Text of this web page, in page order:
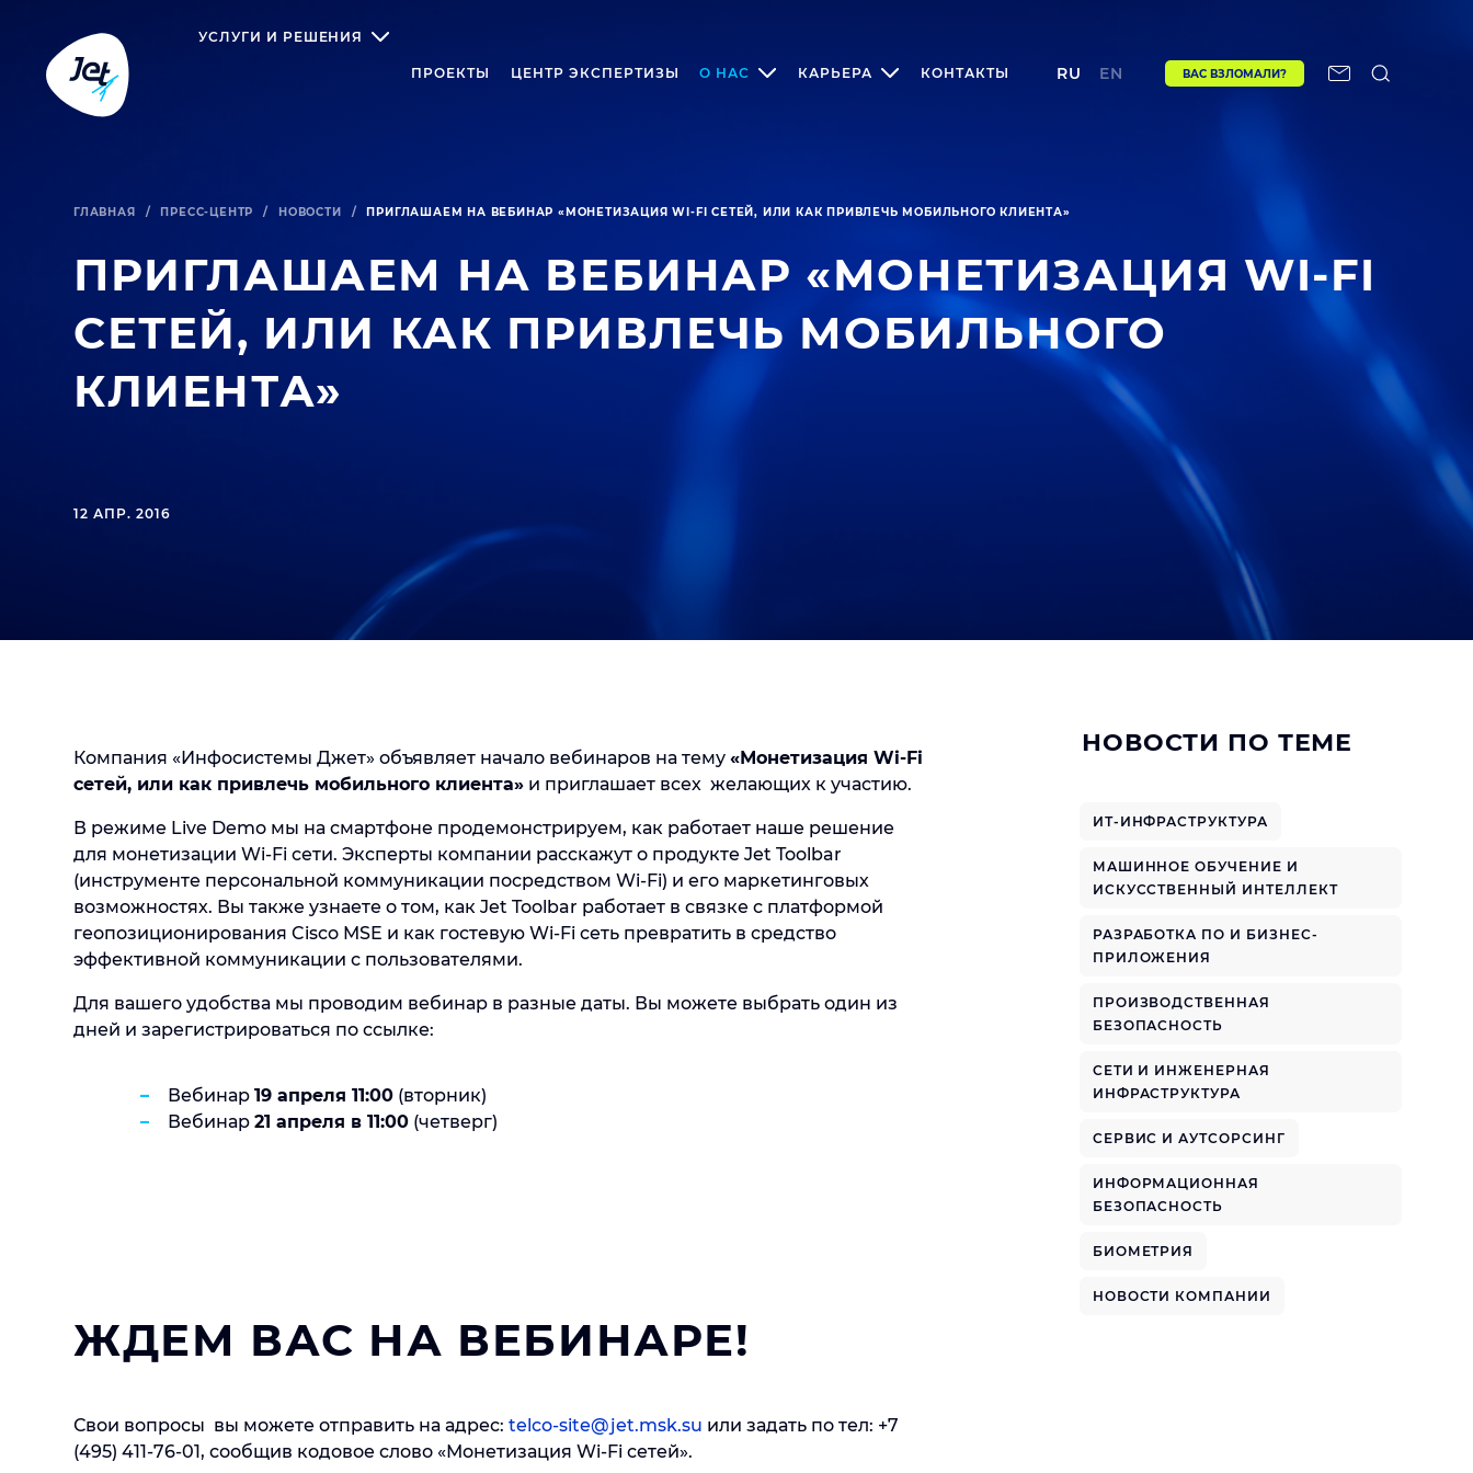
УСЛУГИ И РЕШЕНИЯ
ПРОЕКТЫ ЦЕНТР ЭКСПЕРТИЗЫ О НАС КАРЬЕРА КОНТАКТЫ RU EN ВАС ВЗЛОМАЛИ?
ГЛАВНАЯ / ПРЕСС-ЦЕНТР / НОВОСТИ / ПРИГЛАШАЕМ НА ВЕБИНАР «МОНЕТИЗАЦИЯ WI-FI СЕТЕЙ, ИЛИ КАК ПРИВЛЕЧЬ МОБИЛЬНОГО КЛИЕНТА»
ПРИГЛАШАЕМ НА ВЕБИНАР «МОНЕТИЗАЦИЯ WI-FI
СЕТЕЙ, ИЛИ КАК ПРИВЛЕЧЬ МОБИЛЬНОГО
КЛИЕНТА»
12 АПР. 2016
Компания «Инфосистемы Джет» объявляет начало вебинаров на тему «Монетизация Wi-Fi
сетей, или как привлечь мобильного клиента» и приглашает всех желающих к участию.
В режиме Live Demo мы на смартфоне продемонстрируем, как работает наше решение
для монетизации Wi-Fi сети. Эксперты компании расскажут о продукте Jet Toolbar
(инструменте персональной коммуникации посредством Wi-Fi) и его маркетинговых
возможностях. Вы также узнаете о том, как Jet Toolbar работает в связке с платформой
геопозиционирования Cisco MSE и как гостевую Wi-Fi сеть превратить в средство
эффективной коммуникации с пользователями.
Для вашего удобства мы проводим вебинар в разные даты. Вы можете выбрать один из
дней и зарегистрироваться по ссылке:
Вебинар 19 апреля 11:00 (вторник)
Вебинар 21 апреля в 11:00 (четверг)
ЖДЕМ ВАС НА ВЕБИНАРЕ!
Свои вопросы вы можете отправить на адрес: telco-site@jet.msk.su или задать по тел: +7
(495) 411-76-01, сообщив кодовое слово «Монетизация Wi-Fi сетей».
НОВОСТИ ПО ТЕМЕ
ИТ-ИНФРАСТРУКТУРА
МАШИННОЕ ОБУЧЕНИЕ И
ИСКУССТВЕННЫЙ ИНТЕЛЛЕКТ
РАЗРАБОТКА ПО И БИЗНЕС-
ПРИЛОЖЕНИЯ
ПРОИЗВОДСТВЕННАЯ
БЕЗОПАСНОСТЬ
СЕТИ И ИНЖЕНЕРНАЯ
ИНФРАСТРУКТУРА
СЕРВИС И АУТСОРСИНГ
ИНФОРМАЦИОННАЯ
БЕЗОПАСНОСТЬ
БИОМЕТРИЯ
НОВОСТИ КОМПАНИИ